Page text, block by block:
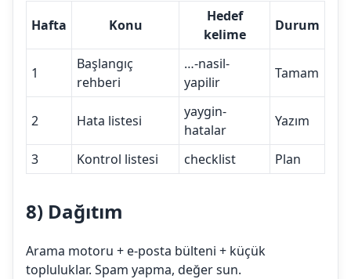
Hafta Konu
Hedef
kelime
Durum
1
Başlangıç
rehberi
…-nasil-
yapilir
Tamam
2 Hata listesi
yaygin-
hatalar
Yazım
3 Kontrol listesi checklist Plan
8) Dağıtım
Arama motoru + e-posta bülteni + küçük
topluluklar. Spam yapma, değer sun.